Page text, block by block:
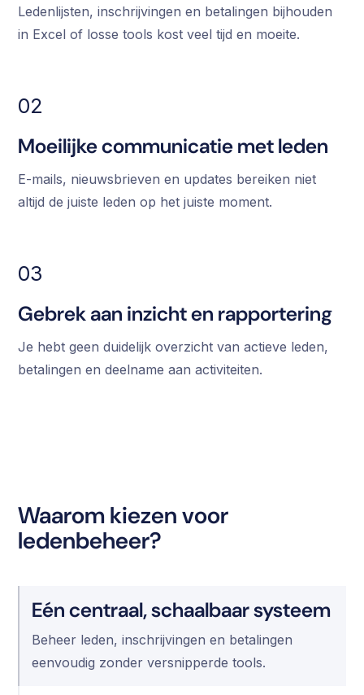
Ledenlijsten, inschrijvingen en betalingen bijhouden
in Excel of losse tools kost veel tijd en moeite.
02
Moeilijke communicatie met leden
E-mails, nieuwsbrieven en updates bereiken niet
altijd de juiste leden op het juiste moment.
03
Gebrek aan inzicht en rapportering
Je hebt geen duidelijk overzicht van actieve leden,
betalingen en deelname aan activiteiten.
Waarom kiezen voor
ledenbeheer?
Eén centraal, schaalbaar systeem
Beheer leden, inschrijvingen en betalingen
eenvoudig zonder versnipperde tools.